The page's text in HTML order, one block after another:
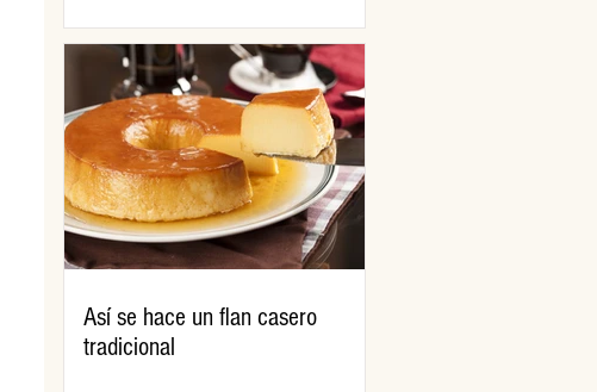
Así se hace un flan casero
tradicional